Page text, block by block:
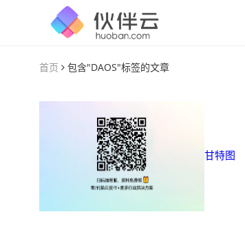
首页 包含"DAOS"标签的文章
甘特图